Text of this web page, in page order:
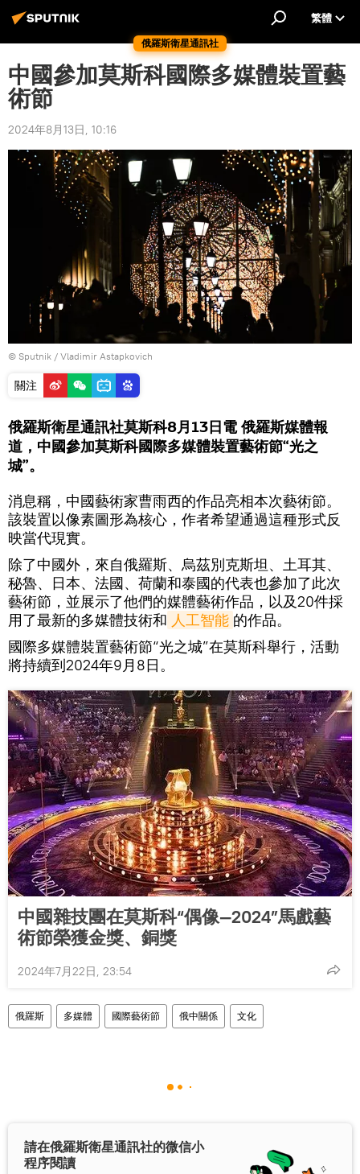
俄羅斯衛星通訊社
繁體
中國參加莫斯科國際多媒體裝置藝
術節
2024年8月13日, 10:16
© Sputnik / Vladimir Astapkovich
關注
俄羅斯衛星通訊社莫斯科8月13日電 俄羅斯媒體報
道，中國參加莫斯科國際多媒體裝置藝術節“光之
城”。
消息稱，中國藝術家曹雨西的作品亮相本次藝術節。
該裝置以像素圖形為核心，作者希望通過這種形式反
映當代現實。
除了中國外，來自俄羅斯、烏茲別克斯坦、土耳其、
秘魯、日本、法國、荷蘭和泰國的代表也參加了此次
藝術節，並展示了他們的媒體藝術作品，以及20件採
用了最新的多媒體技術和 人工智能 的作品。
國際多媒體裝置藝術節“光之城”在莫斯科舉行，活動
將持續到2024年9月8日。
中國雜技團在莫斯科“偶像—2024”馬戲藝
術節榮獲金獎、銅獎
2024年7月22日, 23:54
俄羅斯 多媒體 國際藝術節 俄中關係 文化
請在俄羅斯衛星通訊社的微信小
程序閱讀